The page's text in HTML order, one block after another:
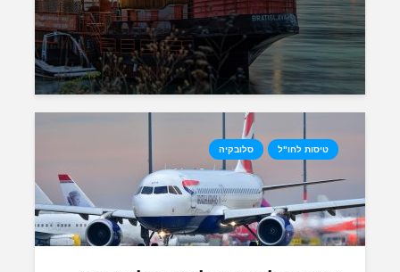
טיסות לחו"ל סלובקיה